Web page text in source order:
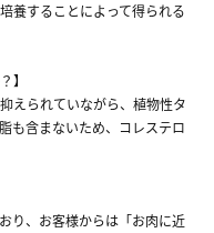
養することによって得られる
】
えられていながら、植物性タ
も含まないため、コレステロ
り、お客様からは「お肉に近